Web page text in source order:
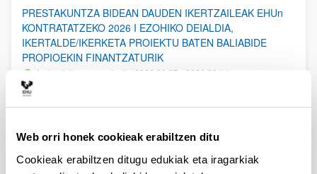
Web orri honek cookieak erabiltzen ditu
Cookieak erabiltzen ditugu edukiak eta iragarkiak
PRESTAKUNTZA BIDEAN DAUDEN IKERTZAILEAK EHUn
KONTRATATZEKO 2026 I EZOHIKO DEIALDIA,
IKERTALDE/IKERKETA PROIEKTU BATEN BALIABIDE
PROPIOEKIN FINANTZATURIK
Aurkezteko epea zabalik: 2026/08/07 - 2026/08/14
erosi eta berritzeko laguntzak 2026
Izapide irekia